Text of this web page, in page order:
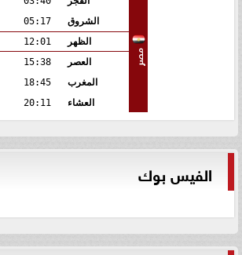
مصر
الشروق
05:17
الظهر
12:01
العصر
15:38
المغرب
18:45
العشاء
20:11
الفيس بوك